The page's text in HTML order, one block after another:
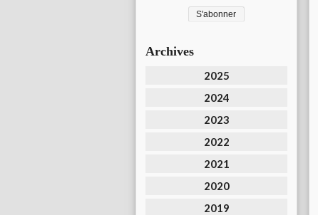
Archives
2025
2024
2023
2022
2021
2020
2019